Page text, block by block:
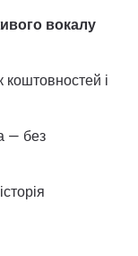
вокалу
коштовностей і
— без